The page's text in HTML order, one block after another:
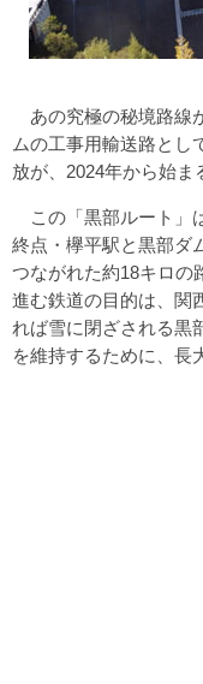
あの究極の秘境路線
ムの工事用輸送路とし
放が、2024年から始ま
この「黒部ルート」
終点・欅平駅と黒部ダ
つながれた約18キロの
進む鉄道の目的は、関
れば雪に閉ざされる黒
を維持するために、長